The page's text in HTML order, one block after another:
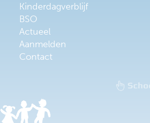
Kinderdagverblijf
BSO
Actueel
Aanmelden
Contact